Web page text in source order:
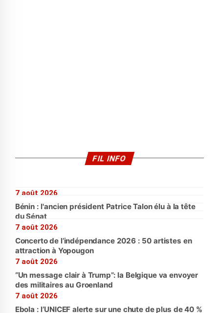
FIL INFO
7 août 2026
Bénin : l'ancien président Patrice Talon élu à la tête
du Sénat
7 août 2026
Concerto de l’indépendance 2026 : 50 artistes en
attraction à Yopougon
7 août 2026
“Un message clair à Trump”: la Belgique va envoyer
des militaires au Groenland
7 août 2026
Ebola : l’UNICEF alerte sur une chute de plus de 40 %